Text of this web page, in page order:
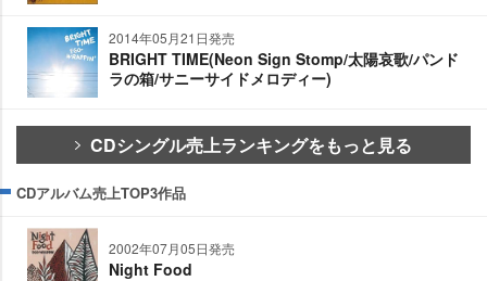
2014年05月21日発売
BRIGHT TIME(Neon Sign Stomp/太陽哀歌/パンド
ラの箱/サニーサイドメロディー)
CDシングル売上ランキングをもっと見る
CDアルバム売上TOP3作品
2002年07月05日発売
Night Food